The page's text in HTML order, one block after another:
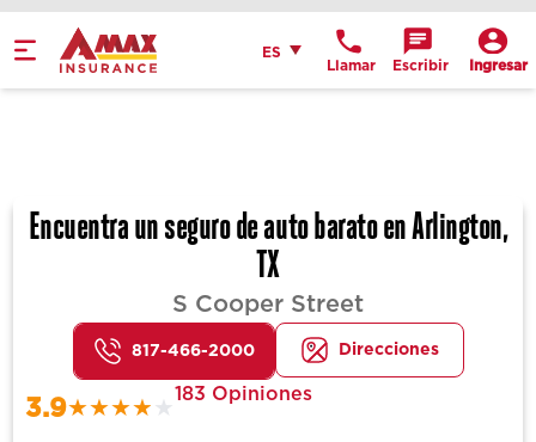
Get Directions
ESEspañol
Llamar Escribir Ingresar
Encuentra un seguro de auto barato en Arlington,
TX
S Cooper Street
817-466-2000 Direcciones
3.9
183 Opiniones